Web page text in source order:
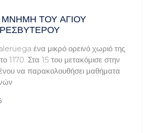
ΤΟΥ ΑΓΙΟΥ
ένα μικρό ορεινό χωριό της
1170. Στα 15 του μετακόμισε στην
να παρακολουθήσει μαθήματα